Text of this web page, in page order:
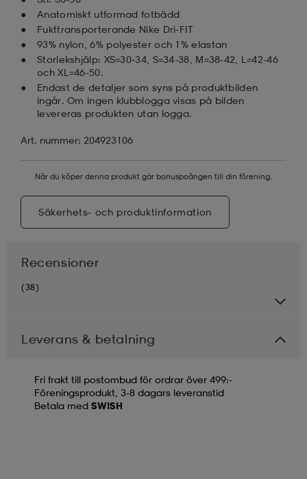
Anatomiskt utformad fotbädd
Fukttransporterande Nike Dri-FIT
93% nylon, 6% polyester och 1% elastan
Storlekshjälp: XS=30-34, S=34-38, M=38-42, L=42-46
och XL=46-50.
Endast de detaljer som syns på produktbilden
ingår. Om ingen klubblogga visas på bilden
levereras produkten utan logga.
Art. nummer: 204923106
När du köper denna produkt går bonuspoängen till din förening.
Säkerhets- och produktinformation
Recensioner
(38)
Leverans & betalning
Fri frakt till postombud för ordrar över 499:-
Föreningsprodukt, 3-8 dagars leveranstid
Betala med SWISH